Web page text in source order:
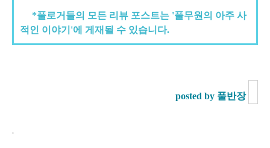
*풀로거들의 모든 리뷰 포스트는 '풀무원의 아주 사
적인 이야기'에 게재될 수 있습니다.
posted by 풀반장
.